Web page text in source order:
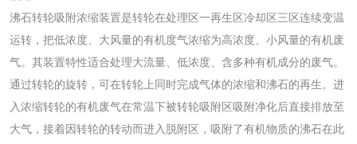
沸石转轮吸附浓缩装置是转轮在处理区一再生区冷却区三区连续变温
运转，把低浓度、大风量的有机度气浓缩为高浓度、小风量的有机废
气。其装置特性适合处理大流量、低浓度、含多种有机成分的废气。
通过转轮的旋转，可在转轮上同时完成气体的浓缩和沸石的再生。进
入浓缩转轮的有机废气在常温下被转轮吸附区吸附净化后直接排放至
大气，接着因转轮的转动而进入脱附区，吸附了有机物质的沸石在此